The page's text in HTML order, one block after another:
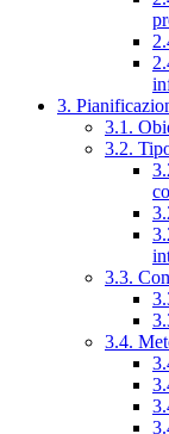
3.
3.1.
3.2.
3.3.
3.4.